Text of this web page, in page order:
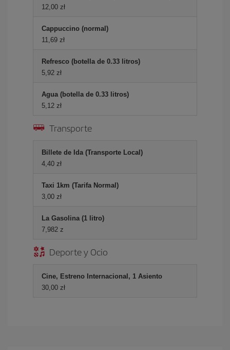
12,00 zł
Cappuccino (normal)
11,69 zł
Refresco (botella de 0.33 litros)
5,92 zł
Agua (botella de 0.33 litros)
5,12 zł
Transporte
Billete de Ida (Transporte Local)
4,40 zł
Taxi 1km (Tarifa Normal)
3,00 zł
La Gasolina (1 litro)
7,982 z
Deporte y Ocio
Cine, Estreno Internacional, 1 Asiento
30,00 zł